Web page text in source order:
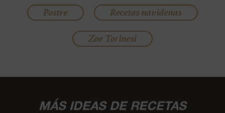
Postre
Recetas navideñas
Zoe Torinesi
MÁS IDEAS DE RECETAS